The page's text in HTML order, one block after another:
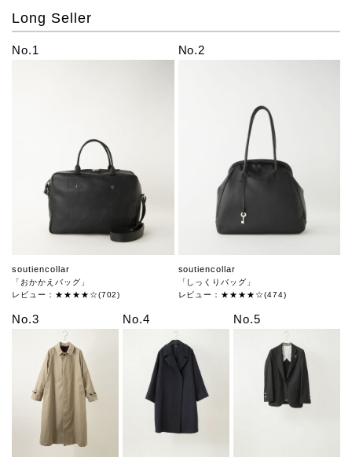
Long Seller
No.1
soutiencollar
「おかかえバッグ」
レビュー：★★★★☆(702)
No.2
soutiencollar
「しっくりバッグ」
レビュー：★★★★☆(474)
No.3 No.4 No.5